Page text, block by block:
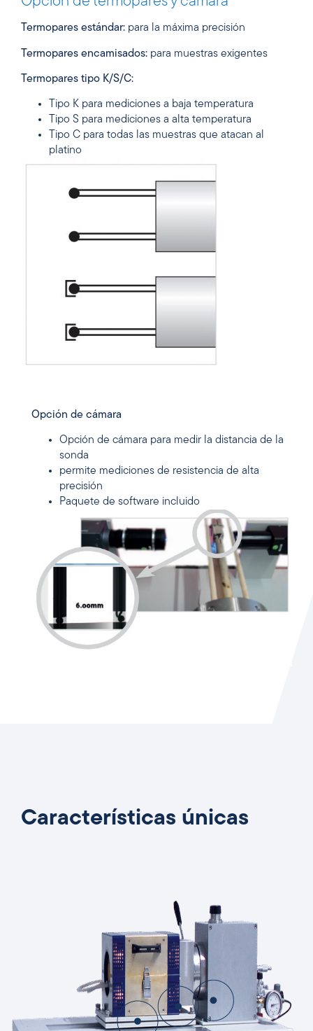
Termopares estándar: para la máxima precisión
Termopares encamisados: para muestras exigentes
Termopares tipo K/S/C:
Tipo K para mediciones a baja temperatura
Tipo S para mediciones a alta temperatura
Tipo C para todas las muestras que atacan al
platino
Opción de cámara
Opción de cámara para medir la distancia de la
sonda
permite mediciones de resistencia de alta
precisión
Paquete de software incluido
Características únicas